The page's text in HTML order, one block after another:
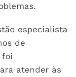
especialista
de
foi
atender às